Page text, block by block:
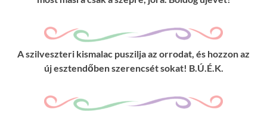
A szilveszteri kismalac puszilja az orrodat, és hozzon az
új esztendőben szerencsét sokat! B.Ú.É.K.